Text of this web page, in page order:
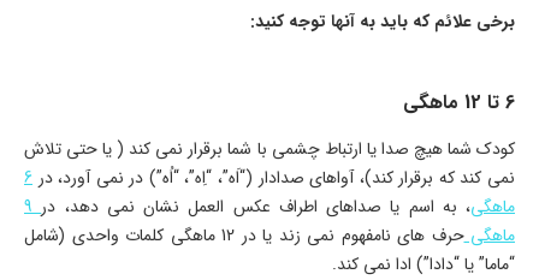
برخی علائم که باید به آنها توجه کنید:
6 تا 12 ماهگی
کودک شما هیچ صدا یا ارتباط چشمی با شما برقرار نمی کند ( یا حتی تلاش
نمی کند که برقرار کند)، آواهای صدادار (“اَه”، “اِه”، “اُه”) در نمی آورد، در 6
ماهگی، به اسم یا صداهای اطراف عکس العمل نشان نمی دهد، در 9
ماهگی
حرف های نامفهوم نمی زند یا در 12 ماهگی کلمات واحدی (شامل
“ماما” یا “دادا”) ادا نمی کند.